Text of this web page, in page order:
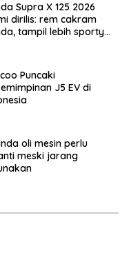
Supra X 125 2026
dirilis: rem cakram
tampil lebih sporty
Puncaki
J5 EV di
oli mesin perlu
meski jarang